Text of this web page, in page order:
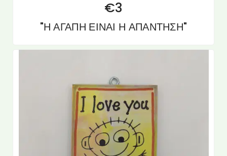
€3
"Η ΑΓΑΠΗ ΕΙΝΑΙ Η ΑΠΑΝΤΗΣΗ"